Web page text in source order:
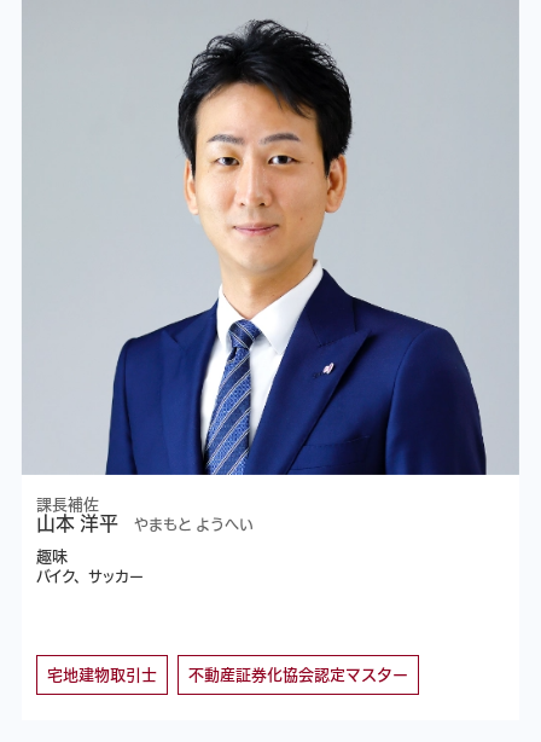
課長補佐
山本 洋平 やまもと ようへい
趣味
バイク、サッカー
宅地建物取引士 不動産証券化協会認定マスター